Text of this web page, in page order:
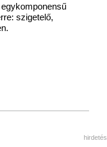
szigetelő,
hirdetés